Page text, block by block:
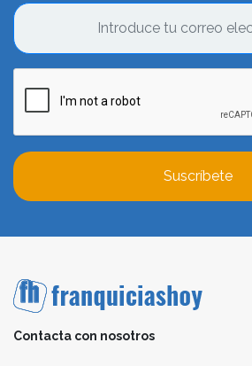
Suscríbete
Contacta con nosotros